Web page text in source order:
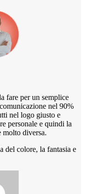
fare per un semplice
nel 90%
nel logo giusto e
personale e quindi la
molto diversa.
del colore, la fantasia e